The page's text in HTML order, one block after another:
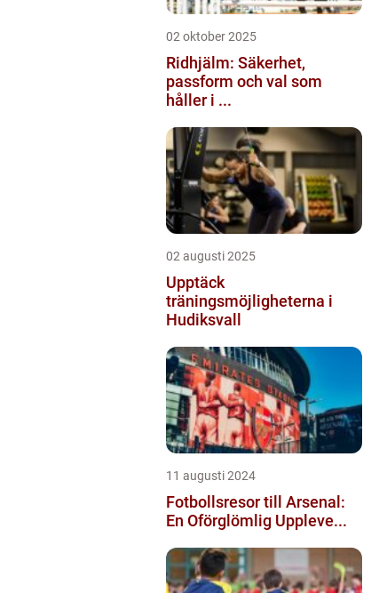
02 oktober 2025
Ridhjälm: Säkerhet,
passform och val som
håller i ...
02 augusti 2025
Upptäck
träningsmöjligheterna i
Hudiksvall
11 augusti 2024
Fotbollsresor till Arsenal:
En Oförglömlig Uppleve...